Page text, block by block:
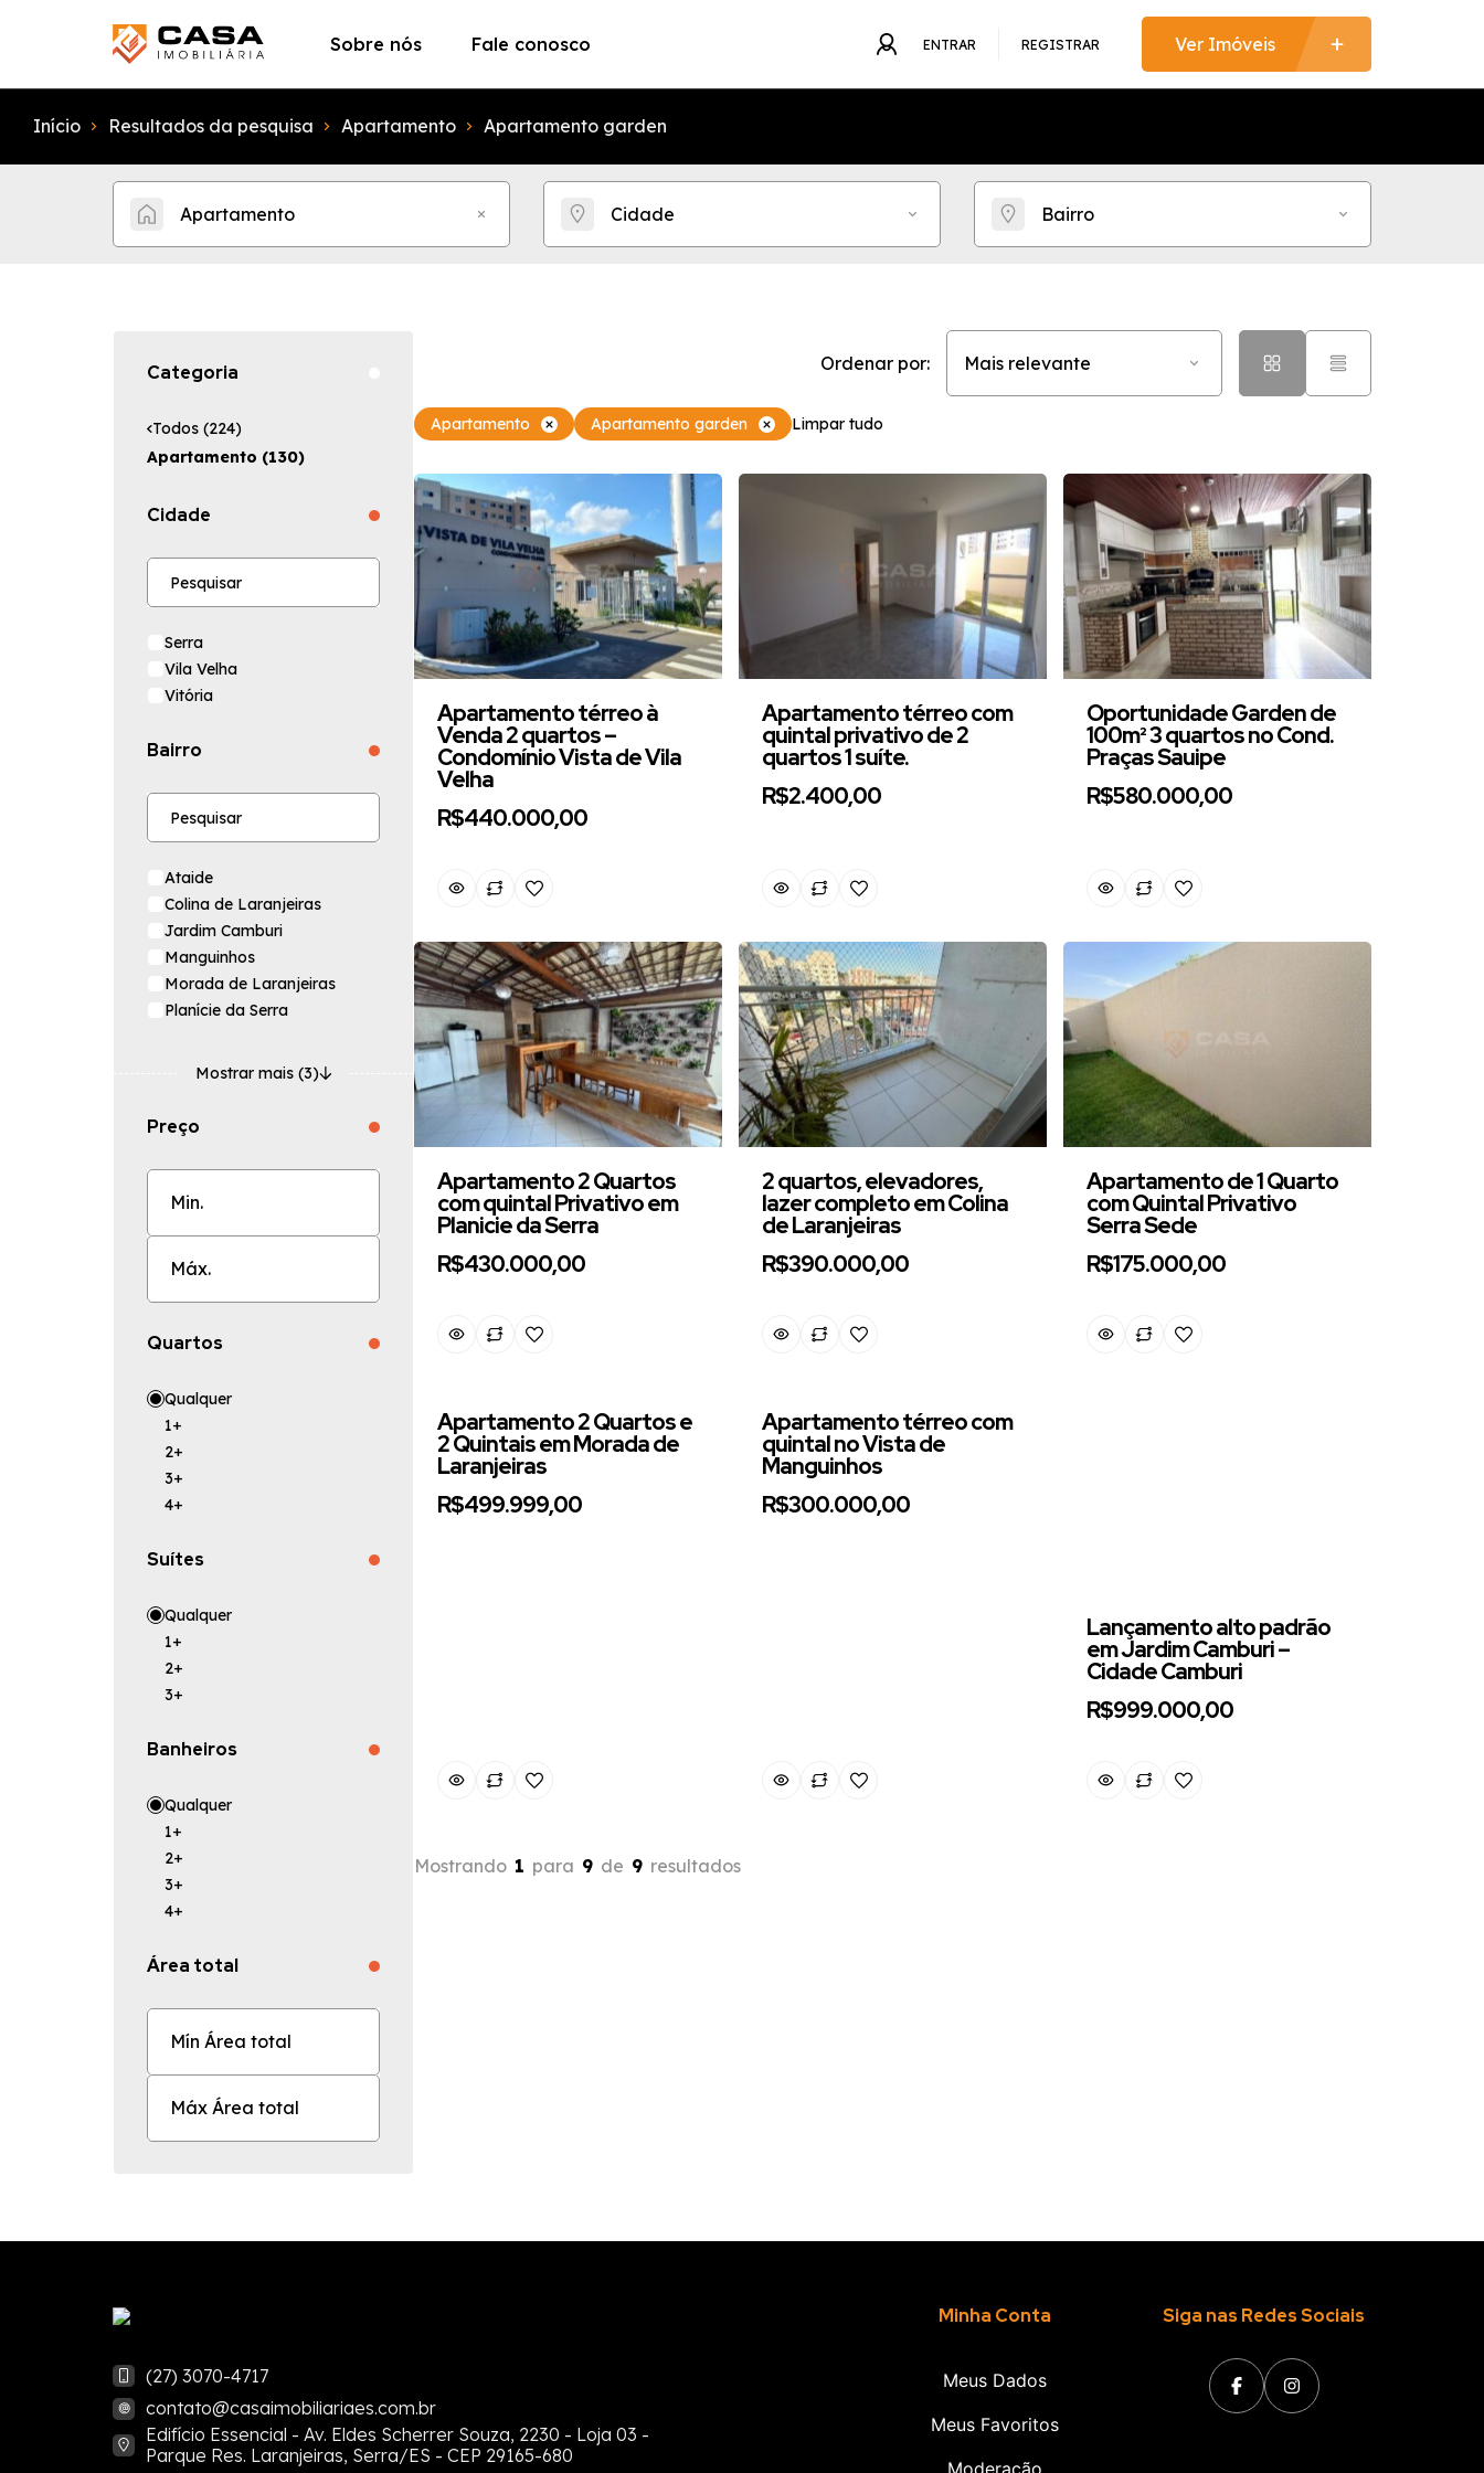
Sobre nós Fale conosco ENTRAR REGISTRAR
Início Resultados da pesquisa Apartamento Apartamento garden
Apartamento Cidade Bairro
Categoria
Todos (224)
Apartamento (130)
Cidade
Serra
Vila Velha
Vitória
Bairro
Ataide
Colina de Laranjeiras
Jardim Camburi
Manguinhos
Morada de Laranjeiras
Planície da Serra
Mostrar mais (3)
Preço
Quartos
Qualquer
1+
2+
3+
4+
Suítes
Qualquer
1+
2+
3+
Banheiros
Qualquer
1+
2+
3+
4+
Área total
Ordenar por: Mais relevante
Apartamento Apartamento garden Limpar tudo
Apartamento térreo à
Venda 2 quartos –
Condomínio Vista de Vila
Velha
R$440.000,00
Apartamento térreo com
quintal privativo de 2
quartos 1 suíte.
R$2.400,00
Oportunidade Garden de
100m² 3 quartos no Cond.
Praças Sauipe
R$580.000,00
Apartamento 2 Quartos
com quintal Privativo em
Planicie da Serra
R$430.000,00
2 quartos, elevadores,
lazer completo em Colina
de Laranjeiras
R$390.000,00
Apartamento de 1 Quarto
com Quintal Privativo
Serra Sede
R$175.000,00
Apartamento 2 Quartos e
2 Quintais em Morada de
Laranjeiras
R$499.999,00
Apartamento térreo com
quintal no Vista de
Manguinhos
R$300.000,00
Lançamento alto padrão
em Jardim Camburi –
Cidade Camburi
R$999.000,00
Mostrando 1 para 9 de 9 resultados
(27) 3070-4717
contato@casaimobiliariaes.com.br
Edifício Essencial - Av. Eldes Scherrer Souza, 2230 - Loja 03 -
Parque Res. Laranjeiras, Serra/ES - CEP 29165-680
Minha Conta
Meus Dados
Meus Favoritos
Moderação
Siga nas Redes Sociais